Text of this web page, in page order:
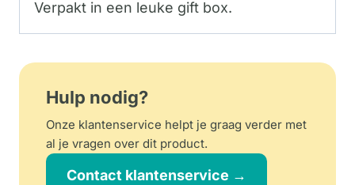
Verpakt in een leuke gift box.
Hulp nodig?
Onze klantenservice helpt je graag verder met
al je vragen over dit product.
Contact klantenservice →